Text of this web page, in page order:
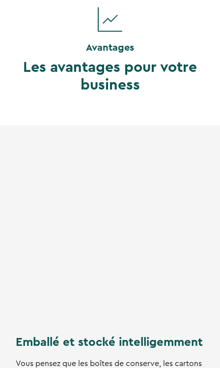
Avantages
Les avantages pour votre
business
Emballé et stocké intelligemment
Vous pensez que les boîtes de conserve, les cartons